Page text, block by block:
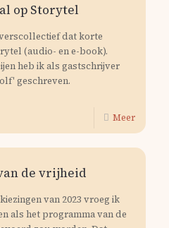
op Storytel
dat korte
(audio- en e-book).
heb ik als gastschrijver
geschreven.
Meer
de vrijheid
van 2023 vroeg ik
als het programma van de